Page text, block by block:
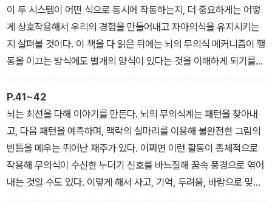
이 두 시스템이 어떤 식으로 동시에 작동하는지, 더 중요하게는 어떻
게 상호작용해서 우리의 경험을 만들어내고 자아의식을 유지시키는
지 살펴볼 것이다. 이 책을 다 읽은 뒤에는 뇌의 무의식 메커니즘이 행
동을 이끄는 방식에도 별개의 양식이 있다는 것을 이해하게 되기를
바란다. 뇌에는 근본적으로 우리가 세상을 경험하는 방식을 이끄는
‘신경 논리(neuro-logic)’가 존재한다. 이 신경 논리를 소프트웨어라
고 생각해도 좋을 것
이다. 우리가 해야 할 일은 그 논리 시스템의 암호를 해독하는 것이다.
그러기 위해서는 입력과 출력을 관찰해야 하는 것은 물론, 그 논리 시
스템을 만드는 뇌의 시스템이 무엇인지도 찾아보아야 한다. 우리 내
부에 있는 소프트웨어의 암호를 해독하는 것은 신경학과 정신의학 연
구에, 인간관계와 상호작용 연구에, 그리고 인간을 이해하는 데 커다
P.41~42
뇌는 최선을 다해 이야기를 만든다. 뇌의 무의식계는 패턴을 찾아내
고, 다음 패턴을 예측하며, 맥락의 실마리를 이용해 불완전한 그림의
빈틈을 메우는 뛰어난 재주가 있다. 어쩌면 이런 활동이 총체적으로
작용해 무의식이 수신한 누더기 신호를 바느질해 꿈속 풍경으로 엮어
내는 것일 수도 있다. 이렇게 해서 사고, 기억, 두려움, 바람으로 맞춰
이은 조각보가 우리의 정신을 차지하고 가끔은 은유적인 이야기까지